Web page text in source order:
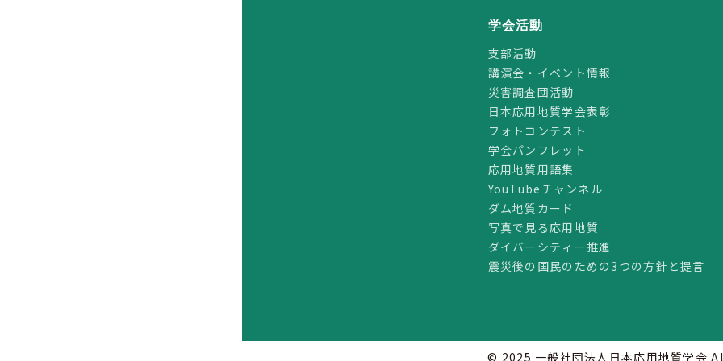
学会活動
支部活動
講演会・イベント情報
災害調査団活動
日本応用地質学会表彰
フォトコンテスト
学会パンフレット
応用地質用語集
YouTubeチャンネル
ダム地質カード
写真で見る応用地質
ダイバーシティー推進
震災後の国民のための3つの方針と提言
© 2025 一般社団法人日本応用地質学会